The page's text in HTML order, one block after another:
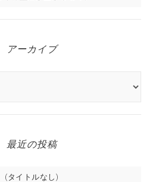
アーカイブ
最近の投稿
(タイトルなし)